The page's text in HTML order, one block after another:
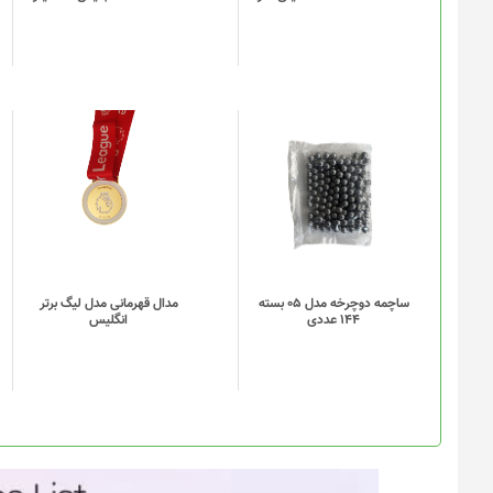
محصول
انتخاب
شوند
ساچمه دوچرخه مدل 05 بسته
144 عددی
این
محصول
دارای
انواع
مختلفی
گزینه
ها
محصول
مدال قهرمانی مدل لیگ برتر
انگلیس
این
محصول
دارای
انواع
گزینه
ها
محصول